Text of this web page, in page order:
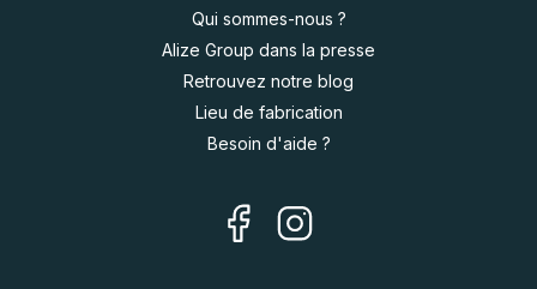
Qui sommes-nous ?
Alize Group dans la presse
Retrouvez notre blog
Lieu de fabrication
Besoin d'aide ?